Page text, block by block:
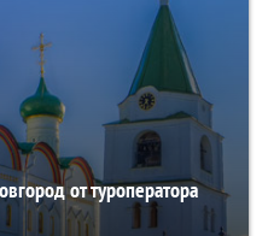
от туроператора